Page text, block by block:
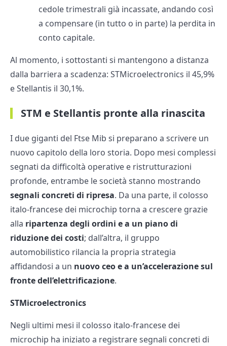
cedole trimestrali già incassate, andando così
a compensare (in tutto o in parte) la perdita in
conto capitale.
Al momento, i sottostanti si mantengono a distanza
dalla barriera a scadenza: STMicroelectronics il 45,9%
e Stellantis il 30,1%.
STM e Stellantis pronte alla rinascita
I due giganti del Ftse Mib si preparano a scrivere un
nuovo capitolo della loro storia. Dopo mesi complessi
segnati da difficoltà operative e ristrutturazioni
profonde, entrambe le società stanno mostrando
segnali concreti di ripresa. Da una parte, il colosso
italo-francese dei microchip torna a crescere grazie
alla ripartenza degli ordini e a un piano di
riduzione dei costi; dall’altra, il gruppo
automobilistico rilancia la propria strategia
affidandosi a un nuovo ceo e a un’accelerazione sul
fronte dell’elettrificazione.
STMicroelectronics
Negli ultimi mesi il colosso italo-francese dei
microchip ha iniziato a registrare segnali concreti di